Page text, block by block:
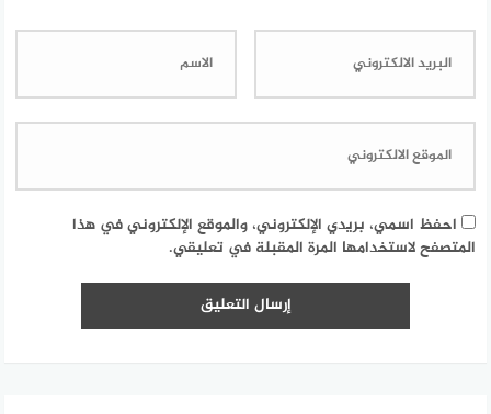
احفظ اسمي، بريدي الإلكتروني، والموقع الإلكتروني في هذا
المتصفح لاستخدامها المرة المقبلة في تعليقي.